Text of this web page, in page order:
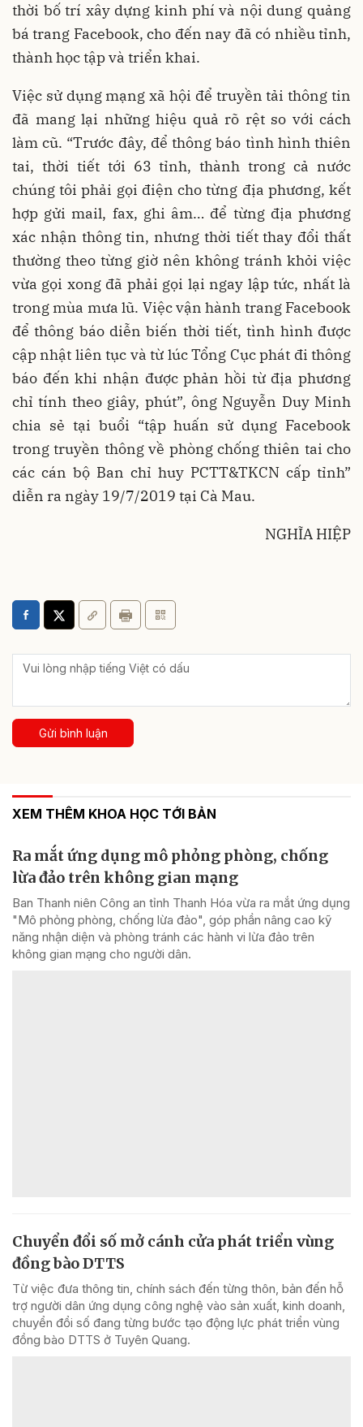
thời bố trí xây dựng kinh phí và nội dung quảng
bá trang Facebook, cho đến nay đã có nhiều tỉnh,
thành học tập và triển khai.
Việc sử dụng mạng xã hội để truyền tải thông tin
đã mang lại những hiệu quả rõ rệt so với cách
làm cũ. “Trước đây, để thông báo tình hình thiên
tai, thời tiết tới 63 tỉnh, thành trong cả nước
chúng tôi phải gọi điện cho từng địa phương, kết
hợp gửi mail, fax, ghi âm… để từng địa phương
xác nhận thông tin, nhưng thời tiết thay đổi thất
thường theo từng giờ nên không tránh khỏi việc
vừa gọi xong đã phải gọi lại ngay lập tức, nhất là
trong mùa mưa lũ. Việc vận hành trang Facebook
để thông báo diễn biến thời tiết, tình hình được
cập nhật liên tục và từ lúc Tổng Cục phát đi thông
báo đến khi nhận được phản hồi từ địa phương
chỉ tính theo giây, phút”, ông Nguyễn Duy Minh
chia sẻ tại buổi “tập huấn sử dụng Facebook
trong truyền thông về phòng chống thiên tai cho
các cán bộ Ban chỉ huy PCTT&TKCN cấp tỉnh”
diễn ra ngày 19/7/2019 tại Cà Mau.
NGHĨA HIỆP
Gửi bình luận
XEM THÊM KHOA HỌC TỚI BẢN
Ra mắt ứng dụng mô phỏng phòng, chống
lừa đảo trên không gian mạng
Ban Thanh niên Công an tỉnh Thanh Hóa vừa ra mắt ứng dụng
"Mô phỏng phòng, chống lừa đảo", góp phần nâng cao kỹ
năng nhận diện và phòng tránh các hành vi lừa đảo trên
không gian mạng cho người dân.
Chuyển đổi số mở cánh cửa phát triển vùng
đồng bào DTTS
Từ việc đưa thông tin, chính sách đến từng thôn, bản đến hỗ
trợ người dân ứng dụng công nghệ vào sản xuất, kinh doanh,
chuyển đổi số đang từng bước tạo động lực phát triển vùng
đồng bào DTTS ở Tuyên Quang.